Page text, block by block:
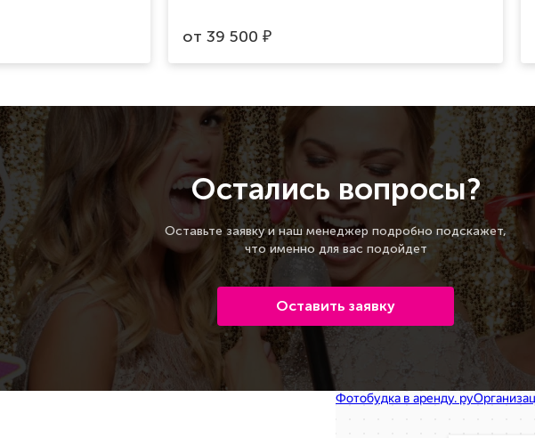
от 39 500 ₽
Остались вопросы?
Оставьте заявку и наш менеджер подробно подскажет,
что именно для вас подойдет
Оставить заявку